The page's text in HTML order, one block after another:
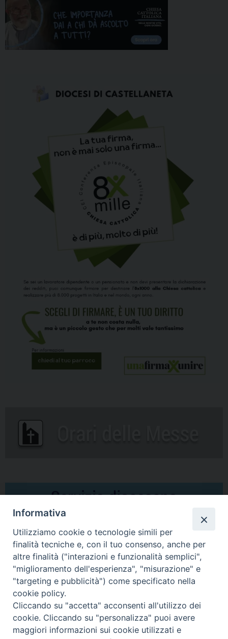
Comunicati Stampa
Il cordoglio dei Vescovi di Puglia per la morte di S.E.R. Mons. Agostino
Superbo
Nasce la Consulta Diocesana delle Aggregazioni Laicali di Castellaneta
Informativa
Utilizziamo cookie o tecnologie simili per
finalità tecniche e, con il tuo consenso, anche per
altre finalità ("interazioni e funzionalità semplici",
"miglioramento dell'esperienza", "misurazione" e
"targeting e pubblicità") come specificato nella
cookie policy.
Cliccando su "accetta" acconsenti all'utilizzo dei
cookie. Cliccando su "personalizza" puoi avere
maggiori informazioni sui cookie utilizzati e